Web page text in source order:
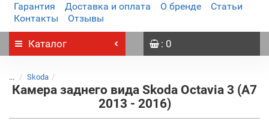
Гарантия Доставка и оплата О бренде
Статьи
Контакты
Отзывы
Каталог : 0
... Skoda
Камера заднего вида Skoda Octavia 3 (А7
2013 - 2016)